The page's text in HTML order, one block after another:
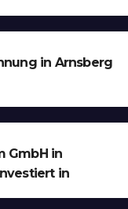
in Arnsberg
GmbH in
in